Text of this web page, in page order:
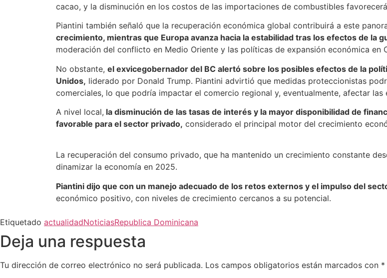
cacao, y la disminución en los costos de las importaciones de combustibles
Piantini también señaló que la recuperación económica global contribuirá a este
crecimiento, mientras que Europa avanza hacia la estabilidad tras los efectos de la
moderación del conflicto en Medio Oriente y las políticas de expansión económica en
No obstante, el exvicegobernador del BC alertó sobre los posibles efectos de la
Unidos, liderado por Donald Trump. Piantini advirtió que medidas proteccionistas
comerciales, lo que podría impactar el comercio regional y, eventualmente, afectar las
A nivel local, la disminución de las tasas de interés y la mayor disponibilidad de
favorable para el sector privado, considerado el principal motor del crecimiento
La recuperación del consumo privado, que ha mantenido un crecimiento constante
dinamizar la economía en 2025.
Piantini dijo que con un manejo adecuado de los retos externos y el impulso del
económico positivo, con niveles de crecimiento cercanos a su potencial.
Etiquetado actualidadNoticiasRepublica Dominicana
Deja una respuesta
Tu dirección de correo electrónico no será publicada. Los campos obligatorios están marcados con *